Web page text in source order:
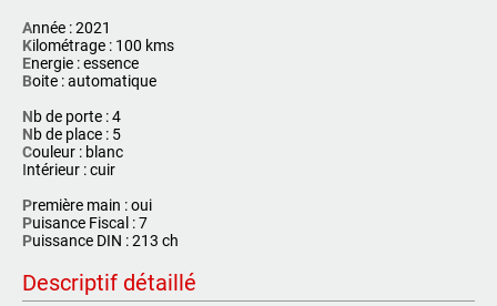
Année : 2021
Kilométrage : 100 kms
Energie : essence
Boite : automatique
Nb de porte : 4
Nb de place : 5
Couleur : blanc
Intérieur : cuir
Première main : oui
Puisance Fiscal : 7
Puissance DIN : 213 ch
Descriptif détaillé